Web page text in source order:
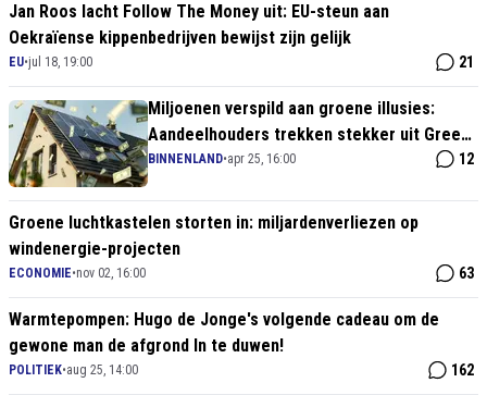
Jan Roos lacht Follow The Money uit: EU-steun aan
Oekraïense kippenbedrijven bewijst zijn gelijk
EU•jul 18, 19:00 21
Miljoenen verspild aan groene illusies:
Aandeelhouders trekken stekker uit Green
Chemistry Campus
BINNENLAND•apr 25, 16:00 12
Groene luchtkastelen storten in: miljardenverliezen op
windenergie-projecten
ECONOMIE•nov 02, 16:00 63
Warmtepompen: Hugo de Jonge's volgende cadeau om de
gewone man de afgrond In te duwen!
POLITIEK•aug 25, 14:00 162